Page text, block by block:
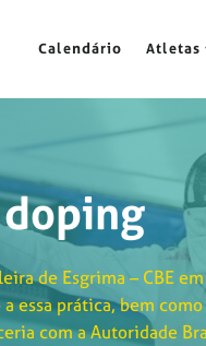
Calendário Atletas
de Esgrima – CBE
essa prática, bem
com a Autoridade